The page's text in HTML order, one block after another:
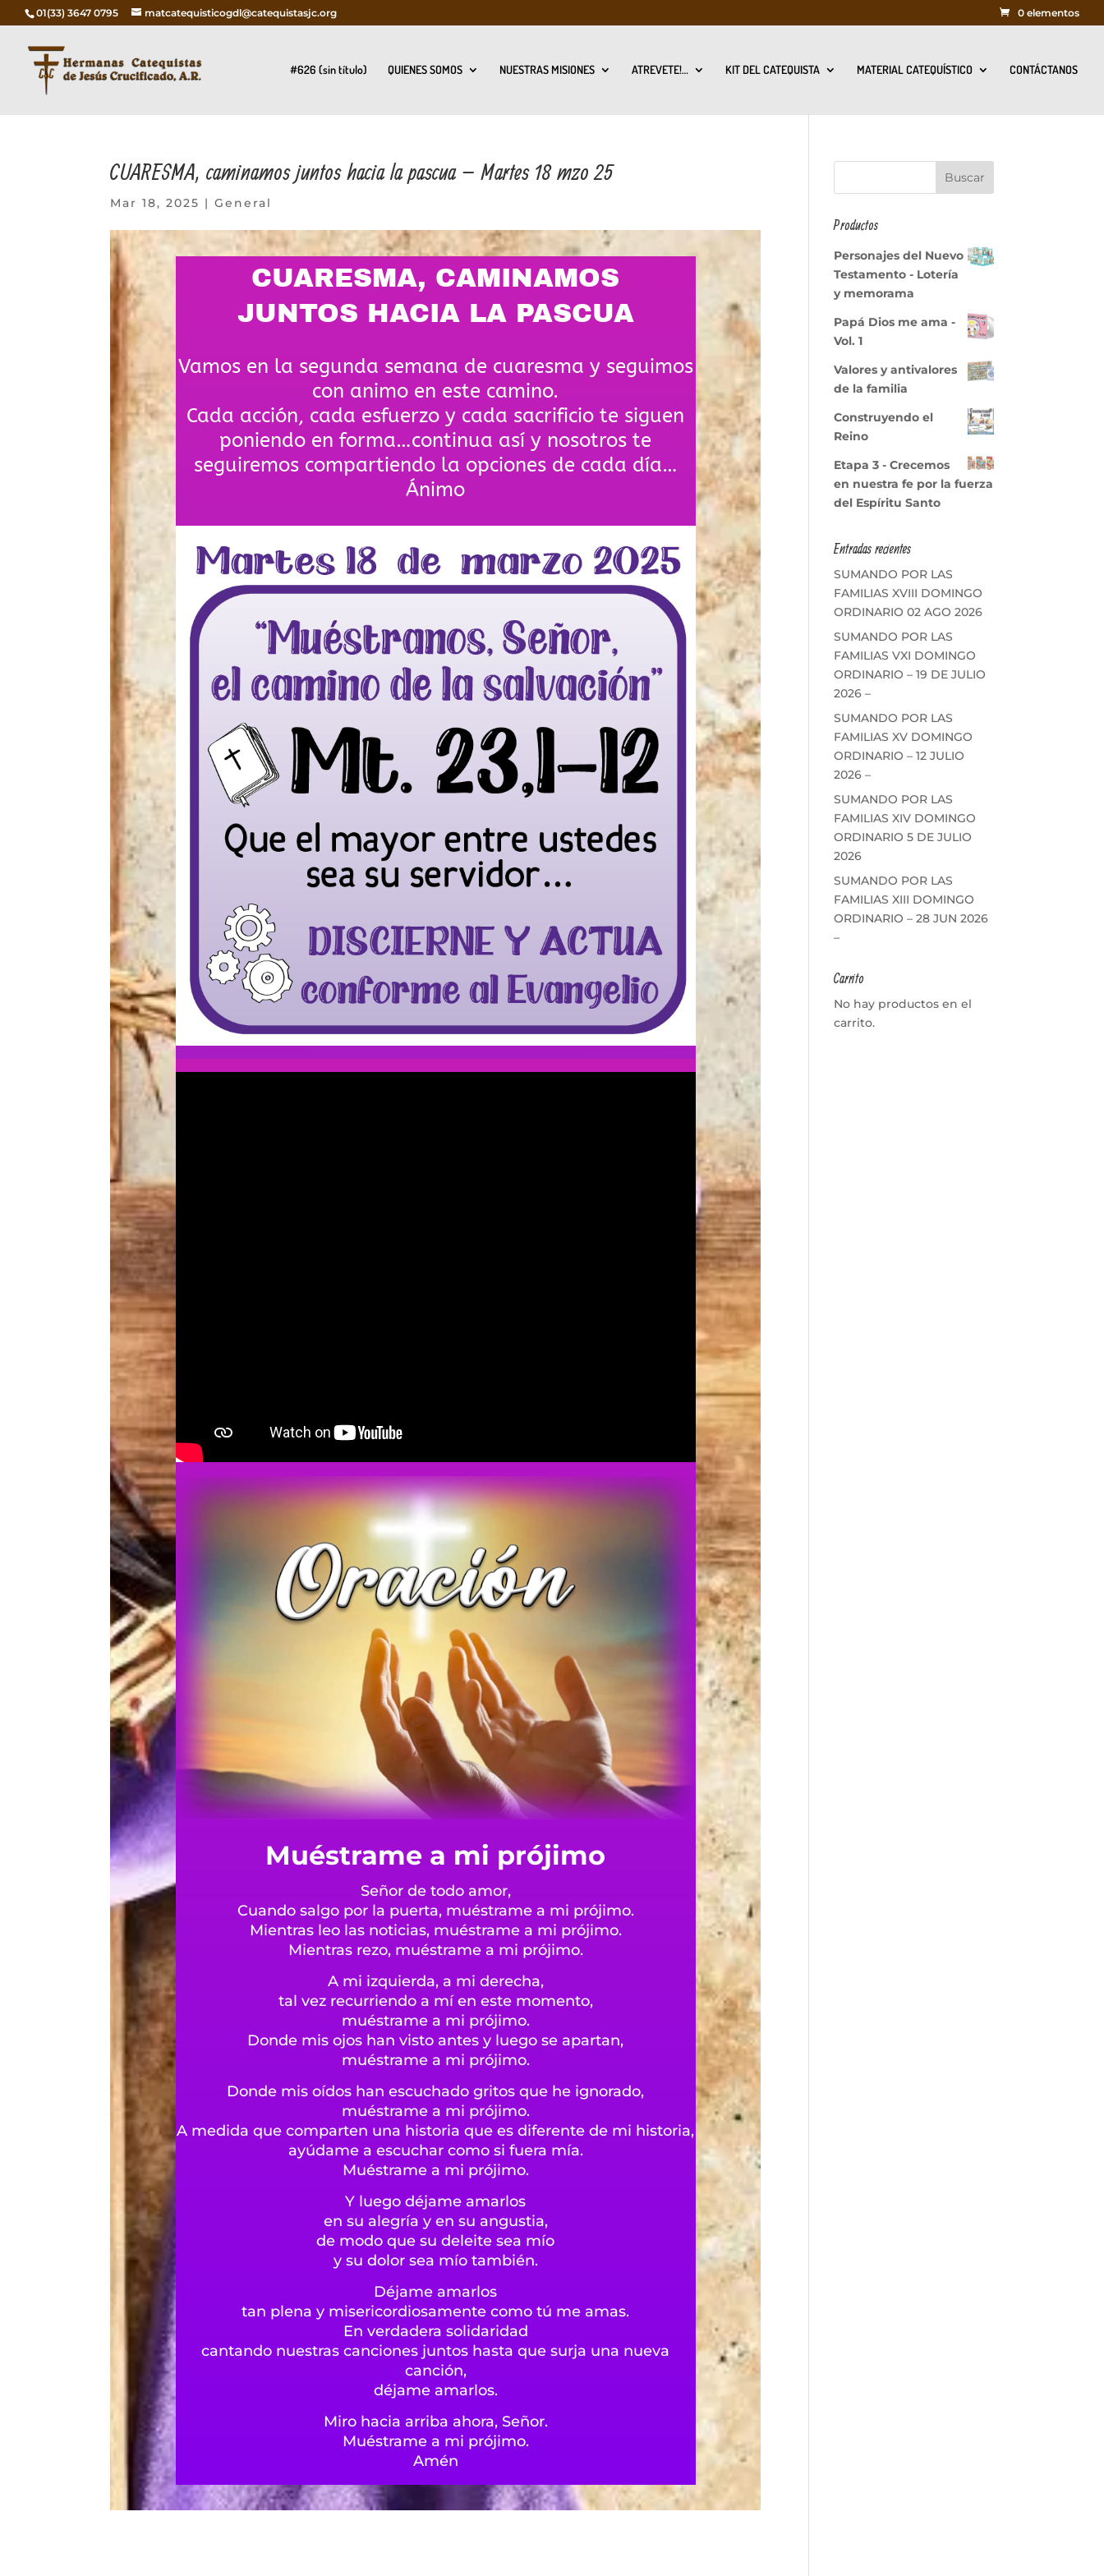
01(33) 3647 0795 matcatequisticogdl@catequistasjc.org 0 elementos
#626 (sin título) QUIENES SOMOS NUESTRAS MISIONES ATREVETE!… KIT DEL CATEQUISTA MATERIAL CATEQUÍSTICO CONTÁCTANOS
CUARESMA, caminamos juntos hacia la pascua – Martes 18 mzo 25
Mar 18, 2025 |General
CUARESMA, CAMINAMOS
JUNTOS HACIA LA PASCUA
Vamos en la segunda semana de cuaresma y seguimos
con animo en este camino.
Cada acción, cada esfuerzo y cada sacrificio te siguen
poniendo en forma…continua así y nosotros te
seguiremos compartiendo la opciones de cada día…
Ánimo
Muéstrame a mi prójimo
Señor de todo amor,
Cuando salgo por la puerta, muéstrame a mi prójimo.
Mientras leo las noticias, muéstrame a mi prójimo.
Mientras rezo, muéstrame a mi prójimo.
A mi izquierda, a mi derecha,
tal vez recurriendo a mí en este momento,
muéstrame a mi prójimo.
Donde mis ojos han visto antes y luego se apartan,
muéstrame a mi prójimo.
Donde mis oídos han escuchado gritos que he ignorado,
muéstrame a mi prójimo.
A medida que comparten una historia que es diferente de mi historia,
ayúdame a escuchar como si fuera mía.
Muéstrame a mi prójimo.
Y luego déjame amarlos
en su alegría y en su angustia,
de modo que su deleite sea mío
y su dolor sea mío también.
Déjame amarlos
tan plena y misericordiosamente como tú me amas.
En verdadera solidaridad
cantando nuestras canciones juntos hasta que surja una nueva
canción,
déjame amarlos.
Miro hacia arriba ahora, Señor.
Muéstrame a mi prójimo.
Amén
Productos
Personajes del Nuevo
Testamento - Lotería
y memorama
Papá Dios me ama -
Vol. 1
Valores y antivalores
de la familia
Construyendo el
Reino
Etapa 3 - Crecemos
en nuestra fe por la fuerza
del Espíritu Santo
Entradas recientes
SUMANDO POR LAS
FAMILIAS XVIII DOMINGO
ORDINARIO 02 AGO 2026
SUMANDO POR LAS
FAMILIAS VXI DOMINGO
ORDINARIO – 19 DE JULIO
2026 –
SUMANDO POR LAS
FAMILIAS XV DOMINGO
ORDINARIO – 12 JULIO
2026 –
SUMANDO POR LAS
FAMILIAS XIV DOMINGO
ORDINARIO 5 DE JULIO
2026
SUMANDO POR LAS
FAMILIAS XIII DOMINGO
ORDINARIO – 28 JUN 2026
–
Carrito
No hay productos en el
carrito.